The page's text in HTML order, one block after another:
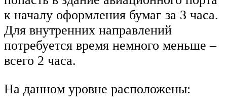
к началу оформления бумаг за 3 часа.
Для внутренних направлений
потребуется время немного меньше –
всего 2 часа.
На данном уровне расположены: